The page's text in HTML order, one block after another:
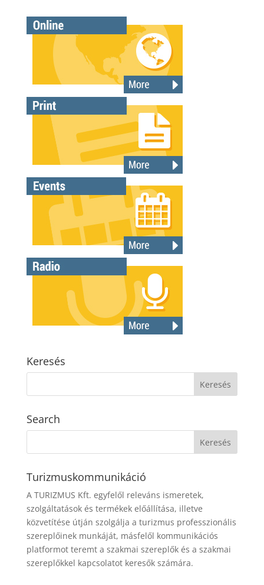
Keresés
Search
Turizmuskommunikáció
A TURIZMUS Kft. egyfelől releváns ismeretek,
szolgáltatások és termékek előállítása, illetve
közvetítése útján szolgálja a turizmus professzionális
szereplőinek munkáját, másfelől kommunikációs
platformot teremt a szakmai szereplők és a szakmai
szereplőkkel kapcsolatot keresők számára.